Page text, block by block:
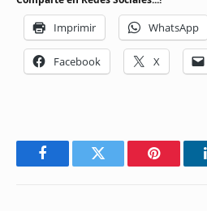
Imprimir WhatsApp
Facebook X
FacebookTwitter Pinterest